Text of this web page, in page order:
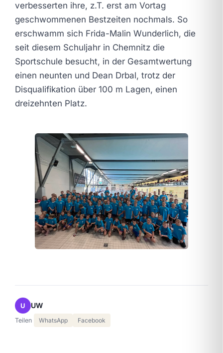
verbesserten ihre, z.T. erst am Vortag
geschwommenen Bestzeiten nochmals. So
erschwamm sich Frida-Malin Wunderlich, die
seit diesem Schuljahr in Chemnitz die
Sportschule besucht, in der Gesamtwertung
einen neunten und Dean Drbal, trotz der
Disqualifikation über 100 m Lagen, einen
dreizehnten Platz.
U UW
Teilen WhatsApp Facebook